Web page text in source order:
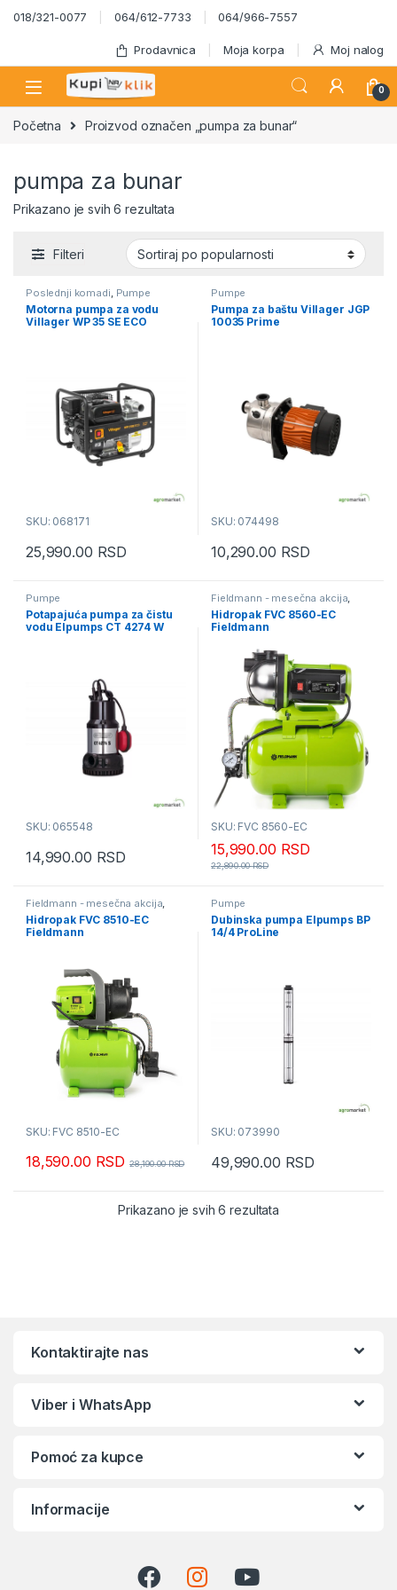
Skip to navigation
Skip to content
018/321-0077 064/612-7733 064/966-7557
Prodavnica Moja korpa Moj nalog
0
Početna Proizvod označen „pumpa za bunar“
pumpa za bunar
Prikazano je svih 6 rezultataSortirano po popularnosti
Filteri
Poslednji komadi, Pumpe
Motorna pumpa za vodu
Villager WP 35 SE ECO
SKU: 068171
25,990.00 RSD
Pumpe
Pumpa za baštu Villager JGP
10035 Prime
SKU: 074498
10,290.00 RSD
Pumpe
Potapajuća pumpa za čistu
vodu Elpumps CT 4274 W
SKU: 065548
14,990.00 RSD
Fieldmann - mesečna akcija,
Pumpe
Hidropak FVC 8560-EC
Fieldmann
SKU: FVC 8560-EC
15,990.00 RSD
22,890.00RSD
Fieldmann - mesečna akcija,
Pumpe
Hidropak FVC 8510-EC
Fieldmann
SKU: FVC 8510-EC
18,590.00 RSD 28,190.00RSD
Pumpe
Dubinska pumpa Elpumps BP
14/4 ProLine
SKU: 073990
49,990.00 RSD
Prikazano je svih 6 rezultataSortirano po
Kontaktirajte nas
Viber i WhatsApp
Pomoć za kupce
Informacije